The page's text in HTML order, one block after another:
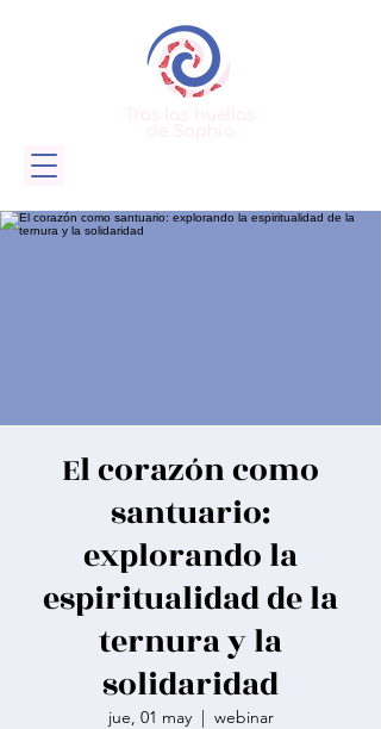
El corazón como
santuario:
explorando la
espiritualidad de la
ternura y la
solidaridad
jue, 01 may
  |
webinar